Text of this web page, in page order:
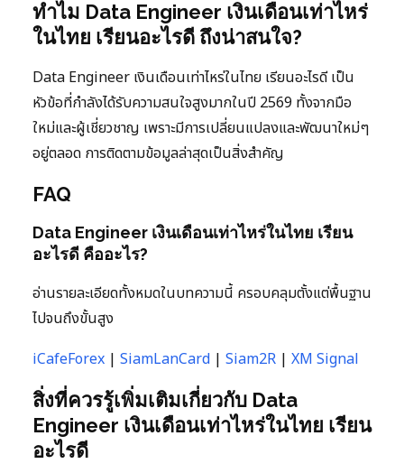
ทำไม Data Engineer เงินเดือนเท่าไหร่
ในไทย เรียนอะไรดี ถึงน่าสนใจ?
Data Engineer เงินเดือนเท่าไหร่ในไทย เรียนอะไรดี เป็น
หัวข้อที่กำลังได้รับความสนใจสูงมากในปี 2569 ทั้งจากมือ
ใหม่และผู้เชี่ยวชาญ เพราะมีการเปลี่ยนแปลงและพัฒนาใหม่ๆ
อยู่ตลอด การติดตามข้อมูลล่าสุดเป็นสิ่งสำคัญ
FAQ
Data Engineer เงินเดือนเท่าไหร่ในไทย เรียน
อะไรดี คืออะไร?
อ่านรายละเอียดทั้งหมดในบทความนี้ ครอบคลุมตั้งแต่พื้นฐาน
ไปจนถึงขั้นสูง
iCafeForex | SiamLanCard | Siam2R | XM Signal
สิ่งที่ควรรู้เพิ่มเติมเกี่ยวกับ Data
Engineer เงินเดือนเท่าไหร่ในไทย เรียน
อะไรดี